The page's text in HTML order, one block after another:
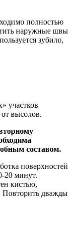
полностью
наружные швы
зубило,
участков
высолов.
составом.
поверхностей
20 минут.
кистью,
Повторить дважды